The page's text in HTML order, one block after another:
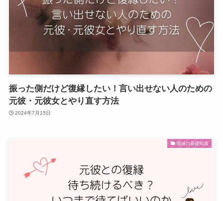
振った側だけど復縁したい！言い出せない人のための
元彼・元彼女とやり直す方法
2024年7月15日
復縁の基礎知識